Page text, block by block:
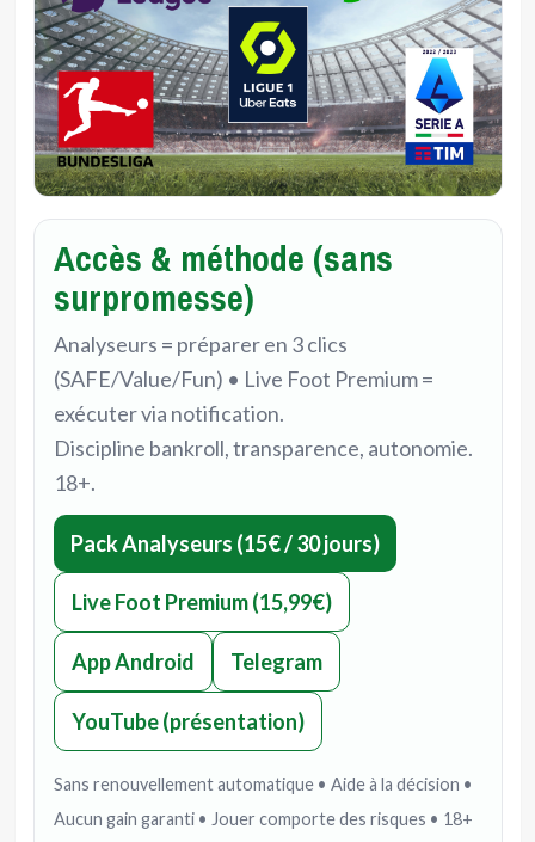
Accès & méthode (sans
surpromesse)
Analyseurs = préparer en 3 clics
(SAFE/Value/Fun) • Live Foot Premium =
exécuter via notification.
Discipline bankroll, transparence, autonomie.
18+.
Pack Analyseurs (15€ / 30 jours)
Live Foot Premium (15,99€)
App Android Telegram
YouTube (présentation)
Sans renouvellement automatique • Aide à la décision •
Aucun gain garanti • Jouer comporte des risques • 18+